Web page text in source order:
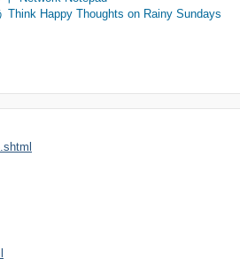
Think Happy Thoughts on Rainy Sundays